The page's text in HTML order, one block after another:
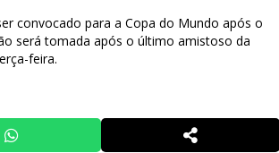
convocado para a Copa do Mundo após o
será tomada após o último amistoso da
feira.